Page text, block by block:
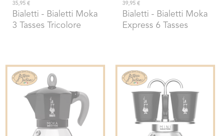
35,95 €
Bialetti - Bialetti Moka
3 Tasses Tricolore
39,95 €
Bialetti - Bialetti Moka
Express 6 Tasses